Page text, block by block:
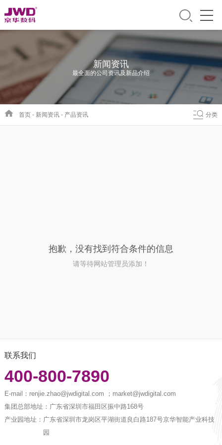
新闻资讯
最全面的公司资讯及新品介绍
首页- 新闻资讯- 产品资讯 分类
抱歉，没有找到符合条件的信息
请等待网站管理员添加！
联系我们
400-800-7890
E-mail： renjie.zhao@jwdigital.com ；market@jwdigital.com
集团总部地址： 广东省深圳市福田区振中路168号
产业园地址： 广东省深圳市龙岗区平湖街道良白路187号京华智能产业科技
园